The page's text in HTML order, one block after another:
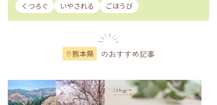
くつろぐ
いやされる ごほうび
熊本県 のおすすめ記事